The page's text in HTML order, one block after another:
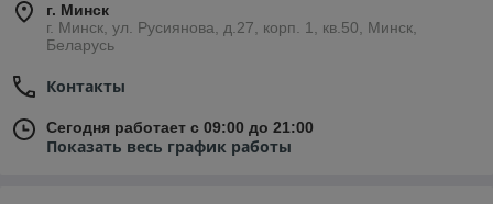
г. Минск
г. Минск, ул. Русиянова, д.27, корп. 1, кв.50, Минск,
Беларусь
Контакты
Сегодня работает с 09:00 до 21:00
Показать весь график работы